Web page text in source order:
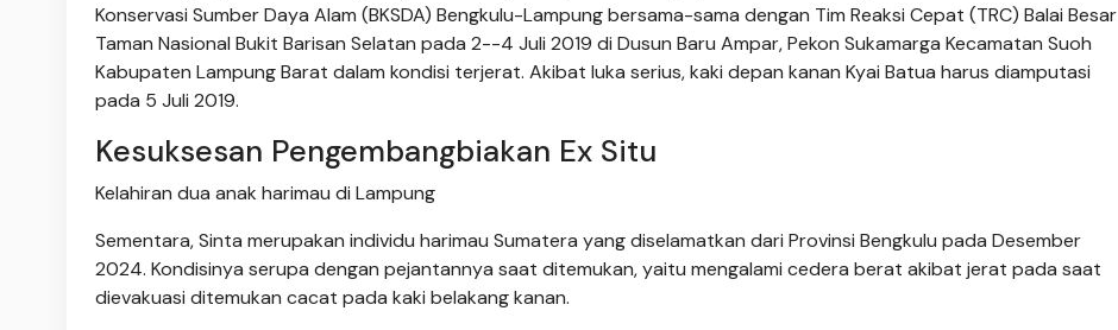
Konservasi Sumber Daya Alam (BKSDA) Bengkulu-Lampung bersama-sama dengan Tim Reaksi Cepat (TRC) Balai Besar
Taman Nasional Bukit Barisan Selatan pada 2--4 Juli 2019 di Dusun Baru Ampar, Pekon Sukamarga Kecamatan Suoh
Kabupaten Lampung Barat dalam kondisi terjerat. Akibat luka serius, kaki depan kanan Kyai Batua harus diamputasi
pada 5 Juli 2019.
Kesuksesan Pengembangbiakan Ex Situ
Kelahiran dua anak harimau di Lampung
Sementara, Sinta merupakan individu harimau Sumatera yang diselamatkan dari Provinsi Bengkulu pada Desember
2024. Kondisinya serupa dengan pejantannya saat ditemukan, yaitu mengalami cedera berat akibat jerat pada saat
dievakuasi ditemukan cacat pada kaki belakang kanan.